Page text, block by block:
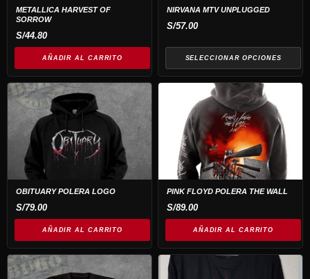
METALLICA HARVEST OF
SORROW
S/44.80
AÑADIR AL CARRITO
NIRVANA MTV UNPLUGGED
S/57.00
SELECCIONAR OPCIONES
opciones
se
elegir
en
página
producto
OBITUARY POLERA LOGO
S/79.00
AÑADIR AL CARRITO
PINK FLOYD POLERA THE WALL
S/89.00
AÑADIR AL CARRITO